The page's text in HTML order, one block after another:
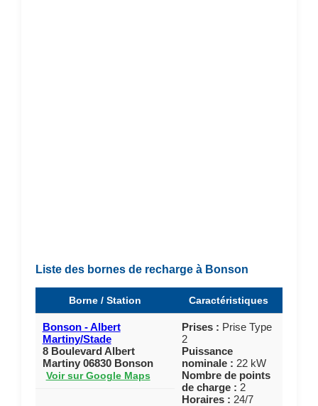
Liste des bornes de recharge à Bonson
Borne / Station Caractéristiques
Bonson - Albert
Martiny/Stade
8 Boulevard Albert
Martiny 06830 Bonson
Voir sur Google Maps
Prises : Prise Type
2
Puissance
nominale : 22 kW
Nombre de points
de charge : 2
Horaires : 24/7